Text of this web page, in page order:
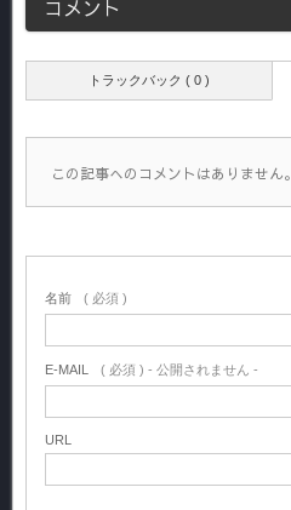
コメント
トラックバック ( 0 )
この記事へのコメントはありません。
名前 ( 必須 )
E-MAIL ( 必須 ) - 公開されません -
URL